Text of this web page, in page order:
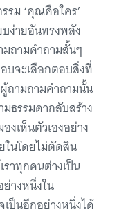
ม ‘คุณคือใคร’
ง่ายอันทรงพลัง
ถามคำถามสั้นๆ
บจะเลือกตอบสิ่งที่
ถามถามคำถามนั้น
มธรรมดากลับสร้าง
งเห็นตัวเองอย่าง
ในโดยไม่ตัดสิน
ราทุกคนต่างเป็น
ย่างหนึ่งใน
ป็นอีกอย่างหนึ่งได้